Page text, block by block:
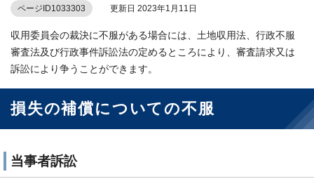
ページID1033303 更新日 2023年1月11日
収用委員会の裁決に不服がある場合には、土地収用法、行政不服
審査法及び行政事件訴訟法の定めるところにより、審査請求又は
訴訟により争うことができます。
損失の補償についての不服
当事者訴訟